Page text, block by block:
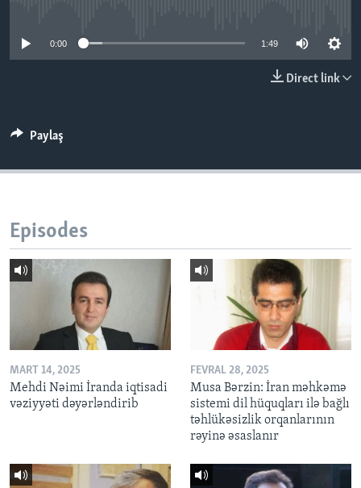
BIZI IZLƏYIN
0:00 1:49
Direct link
Paylaş
Episodes
MART 14, 2025
Mehdi Nəimi İranda iqtisadi
vəziyyəti dəyərləndirib
FEVRAL 28, 2025
Musa Bərzin: İran məhkəmə
sistemi dil hüquqları ilə bağlı
təhlükəsizlik orqanlarının
rəyinə əsaslanır